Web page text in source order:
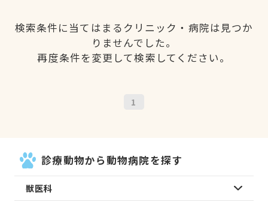
検索条件に当てはまるクリニック・病院は見つか
りませんでした。
再度条件を変更して検索してください。
1
診療動物から動物病院を探す
獣医科